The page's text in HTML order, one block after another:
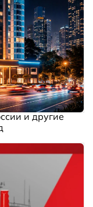
и другие